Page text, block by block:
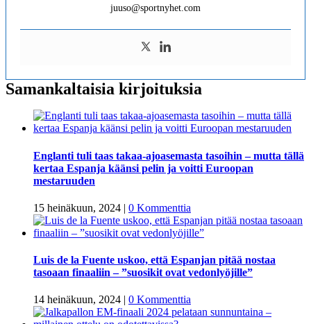
juuso@sportnyhet.com
Samankaltaisia kirjoituksia
Englanti tuli taas takaa-ajoasemasta tasoihin – mutta tällä
kertaa Espanja käänsi pelin ja voitti Euroopan
mestaruuden
15 heinäkuun, 2024 | 0 Kommenttia
Luis de la Fuente uskoo, että Espanjan pitää nostaa
tasoaan finaaliin – ”suosikit ovat vedonlyöjille”
14 heinäkuun, 2024 | 0 Kommenttia